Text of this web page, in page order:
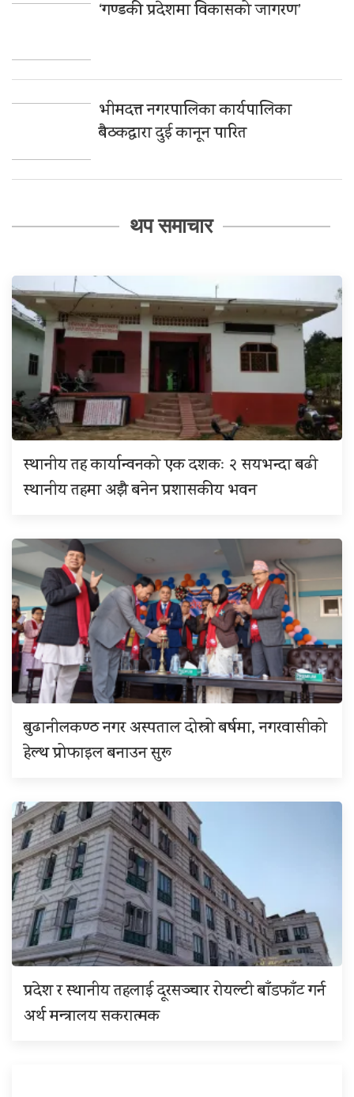
‘गण्डकी प्रदेशमा विकासको जागरण’
भीमदत्त नगरपालिका कार्यपालिका
बैठकद्वारा दुई कानून पारित
थप समाचार
स्थानीय तह कार्यान्वनको एक दशकः २ सयभन्दा बढी
स्थानीय तहमा अझै बनेन प्रशासकीय भवन
बुढानीलकण्ठ नगर अस्पताल दोस्रो बर्षमा, नगरवासीको
हेल्थ प्रोफाइल बनाउन सुरू
प्रदेश र स्थानीय तहलाई दूरसञ्चार रोयल्टी बाँडफाँट गर्न
अर्थ मन्त्रालय सकरात्मक